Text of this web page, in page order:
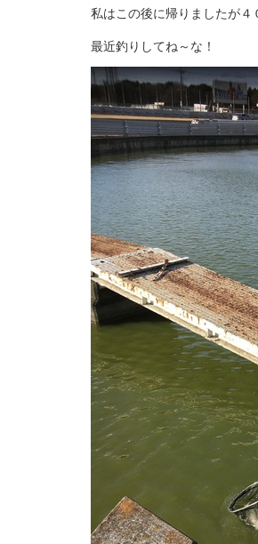
私はこの後に帰りましたが４
最近釣りしてね～な！